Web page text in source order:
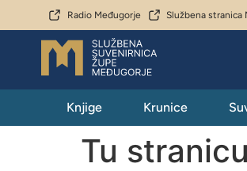
Radio Međugorje Službena stranica
Knjige Krunice
Tu